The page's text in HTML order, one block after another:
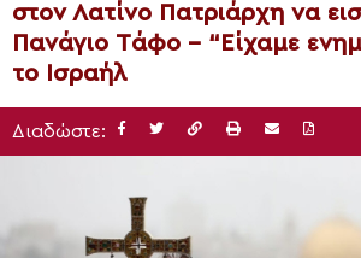
στον Λατίνο Πατριάρχη να
Πανάγιο Tάφο – “Είχαμε
το Ισραήλ
Διαδώστε: